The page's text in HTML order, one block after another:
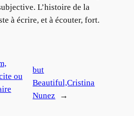
L’histoire de la
à écrire, et à écouter, fort.
ou
but
Beautiful,Cristina
Nunez
→